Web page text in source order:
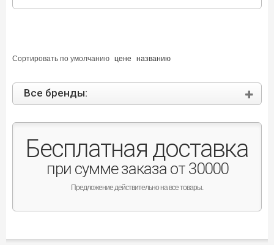
Сортировать поумолчанию цене названию
Все бренды:
Бесплатная доставка
при сумме заказа от 30000
Предложение действительно на все товары.